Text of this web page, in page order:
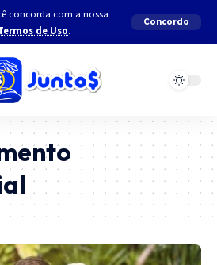
concorda com a nossa
de Uso.
Concordo